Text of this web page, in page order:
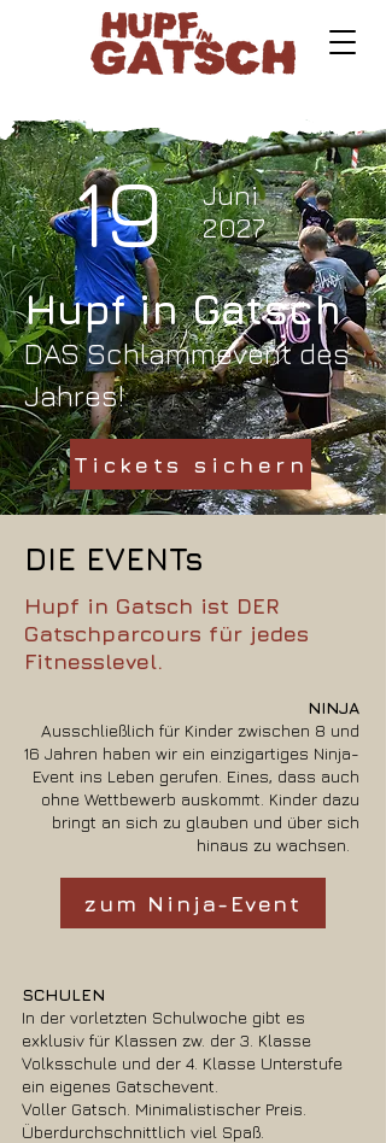
19
Juni
2027
Hupf in Gatsch
DAS Schlammevent des
Jahres!
Tickets sichern
DIE EVENTs
Hupf in Gatsch ist DER
Gatschparcours für jedes
Fitnesslevel.
NINJA
Ausschließlich für Kinder zwischen 8 und
16 Jahren haben wir ein einzigartiges Ninja-
Event ins Leben gerufen. Eines, dass auch
ohne Wettbewerb auskommt. Kinder dazu
bringt an sich zu glauben und über sich
hinaus zu wachsen.
zum Ninja-Event
SCHULEN
In der vorletzten Schulwoche gibt es
exklusiv für Klassen zw. der 3. Klasse
Volksschule und der 4. Klasse Unterstufe
ein eigenes Gatschevent.
Voller Gatsch. Minimalistischer Preis.
Überdurchschnittlich viel Spaß.